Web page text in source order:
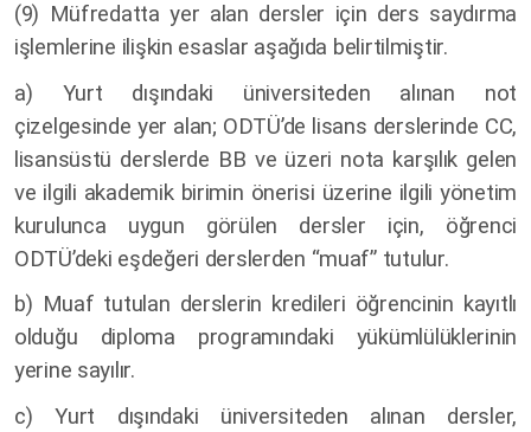
(9) Müfredatta yer alan dersler için ders saydırma
işlemlerine ilişkin esaslar aşağıda belirtilmiştir.
a) Yurt dışındaki üniversiteden alınan not
çizelgesinde yer alan; ODTÜ’de lisans derslerinde CC,
lisansüstü derslerde BB ve üzeri nota karşılık gelen
ve ilgili akademik birimin önerisi üzerine ilgili yönetim
kurulunca uygun görülen dersler için, öğrenci
ODTÜ’deki eşdeğeri derslerden “muaf” tutulur.
b) Muaf tutulan derslerin kredileri öğrencinin kayıtlı
olduğu diploma programındaki yükümlülüklerinin
yerine sayılır.
c) Yurt dışındaki üniversiteden alınan dersler,